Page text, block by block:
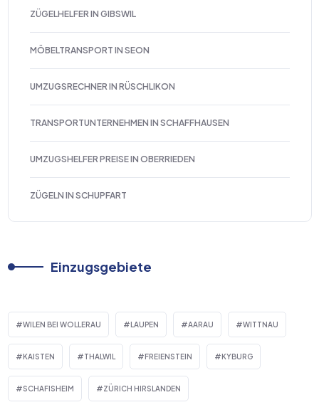
ZÜGELHELFER IN GIBSWIL
MÖBELTRANSPORT IN SEON
UMZUGSRECHNER IN RÜSCHLIKON
TRANSPORTUNTERNEHMEN IN SCHAFFHAUSEN
UMZUGSHELFER PREISE IN OBERRIEDEN
ZÜGELN IN SCHUPFART
Einzugsgebiete
WILEN BEI WOLLERAU LAUPEN AARAU WITTNAU
KAISTEN THALWIL FREIENSTEIN KYBURG
SCHAFISHEIM ZÜRICH HIRSLANDEN